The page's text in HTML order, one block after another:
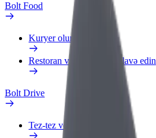
Bolt Food
Kuryer olun
Restoran və ya mağaza əlavə edin
Bolt Drive
Tez-tez verilən suallar